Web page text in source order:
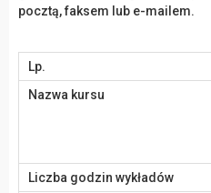
pocztą, faksem lub e-mailem.